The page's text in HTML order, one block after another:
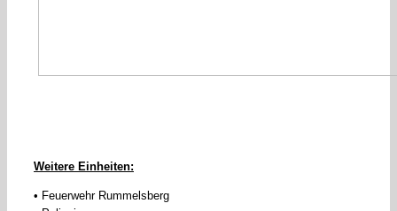
Weitere Einheiten:
• Feuerwehr Rummelsberg